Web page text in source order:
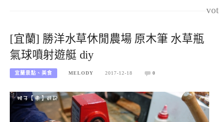
[宜蘭] 勝洋水草休閒農場 原木筆 水草瓶
氣球噴射遊艇 diy
宜蘭景點、美食 MELODY 2017-12-18 0